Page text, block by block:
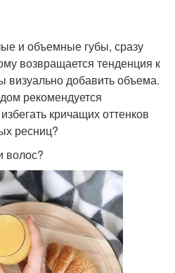
и объемные губы, сразу
возвращается тенденция к
визуально добавить объема.
рекомендуется
кричащих оттенков
ресниц?
волос?